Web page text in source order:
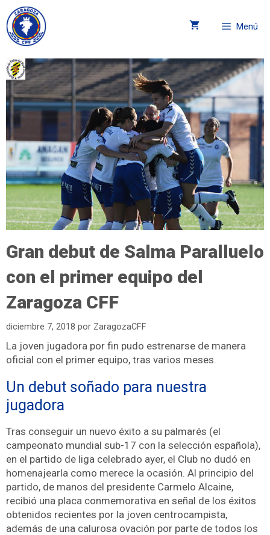
Menú
Gran debut de Salma Paralluelo
con el primer equipo del
Zaragoza CFF
diciembre 7, 2018 por ZaragozaCFF
La joven jugadora por fin pudo estrenarse de manera
oficial con el primer equipo, tras varios meses.
Un debut soñado para nuestra
jugadora
Tras conseguir un nuevo éxito a su palmarés (el
campeonato mundial sub-17 con la selección española),
en el partido de liga celebrado ayer, el Club no dudó en
homenajearla como merece la ocasión. Al principio del
partido, de manos del presidente Carmelo Alcaine,
recibió una placa conmemorativa en señal de los éxitos
obtenidos recientes por la joven centrocampista,
además de una calurosa ovación por parte de todos los